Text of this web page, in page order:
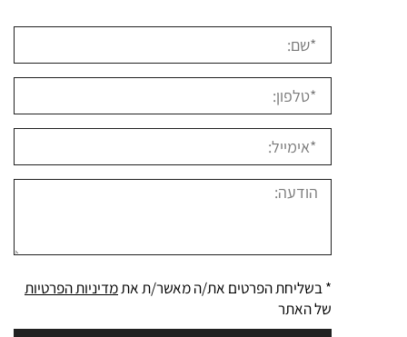
* בשליחת הפרטים את/ה מאשר/ת אתמדיניות הפרטיות
של האתר